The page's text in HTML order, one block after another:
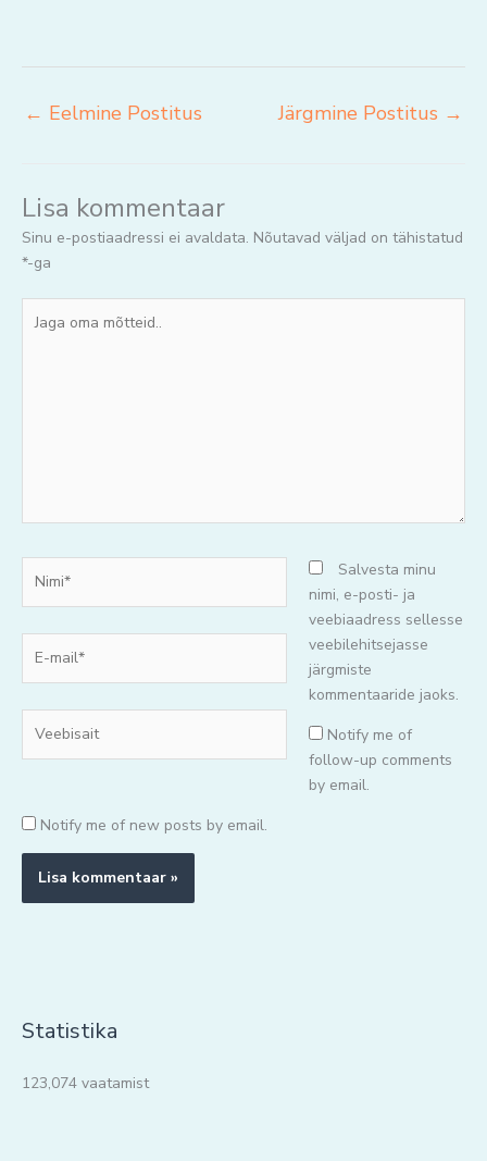
← Eelmine Postitus Järgmine Postitus →
Lisa kommentaar
Sinu e-postiaadressi ei avaldata. Nõutavad väljad on tähistatud
*-ga
oma
mail*
Salvesta minu
nimi, e-posti- ja
veebiaadress sellesse
veebilehitsejasse
järgmiste
kommentaaride jaoks.
Notify me of
follow-up comments
by email.
Notify me of new posts by email.
Statistika
123,074 vaatamist